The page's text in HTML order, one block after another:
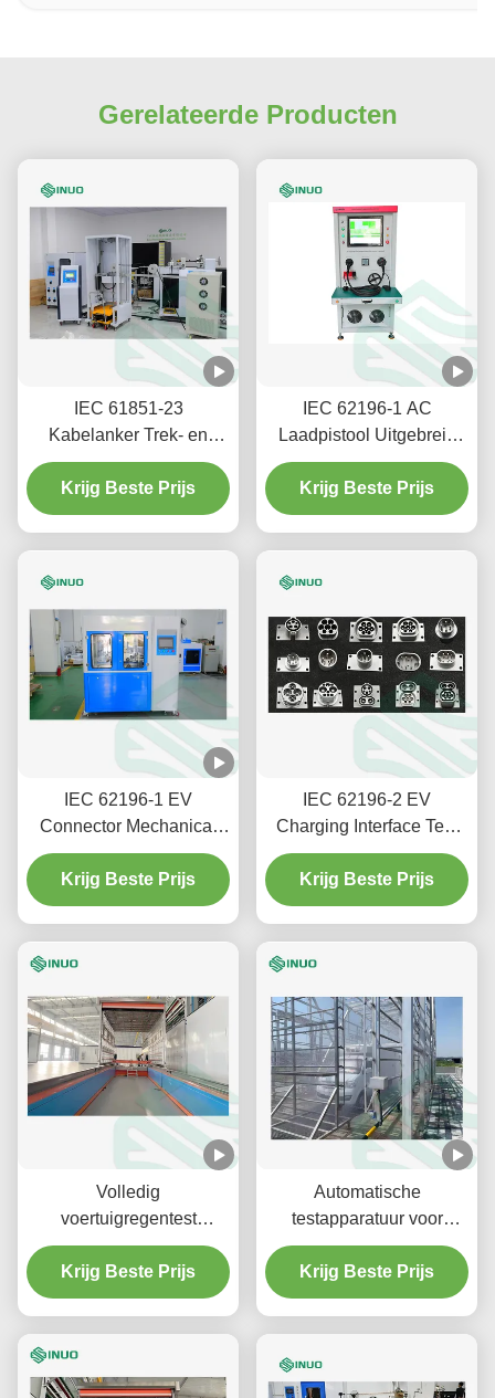
Gerelateerde Producten
IEC 61851-23
Kabelanker Trek- en
Draaimoment
Testmachine Voor EV
Laadstations
Krijg Beste Prijs
IEC 62196-1 AC
Laadpistool Uitgebreid
Testsysteem
Krijg Beste Prijs
IEC 62196-1 EV
Connector Mechanical
Endurance Test Machine
met servo aandrijving
Krijg Beste Prijs
IEC 62196-2 EV
Charging Interface Test
Gauges 16A/32A/63A
Test Plugs & Inlets
Krijg Beste Prijs
Volledig
voertuigregentest
Autoverzegelingsbetrouwbaarheidstest
Regensimulatieapparatuur
Krijg Beste Prijs
Automatische
testapparatuur voor
elektrische voertuigen
Regentestsysteem
Krijg Beste Prijs